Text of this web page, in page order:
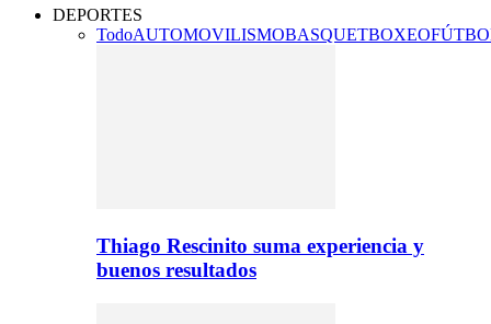
DEPORTES
TodoAUTOMOVILISMOBASQUETBOXEO
Thiago Rescinito suma experiencia y
buenos resultados